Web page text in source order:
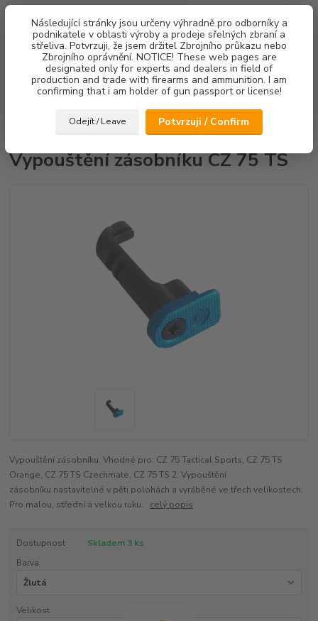
Následující stránky jsou určeny výhradně pro odborníky a
podnikatele v oblasti výroby a prodeje sřelných zbraní a
střeliva. Potvrzuji, že jsem držitel Zbrojního průkazu nebo
Zbrojního oprávnění. NOTICE! These web pages are
designated only for experts and dealers in field of
production and trade with firearms and ammunition. I am
confirming that i am holder of gun passport or license!
Odejít / Leave Potvrzuji / Confirm
Menu
Hledat
za0,00 Kč
Ostatní doplňky Vypouštění zásobníku CZ 75 TS
Vypouštění zásobníku CZ 75 TS
Vypouštění zásobníku. Vhodné pro: CZ 75 Tactical Sports, CZ 75 TS
Orange, CZ 75 TS Czechmate, CZ 75 TS 2. Vypouštění
zásobníku nastavitelné v pěti polohách a vyráběné ve třech velikostech:
Pro malou, střední a velkou ruku. celý popis
Dostupnost
Skladem 3 ks
Barva
Velikost